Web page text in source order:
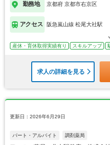
勤務地 京都府 京都市右京区
アクセス 阪急嵐山線 松尾大社駅
産休・育休取得実績有り スキルアップ
求人の詳細を見る
更新日：2026年6月29日
パート・アルバイト 調剤薬局